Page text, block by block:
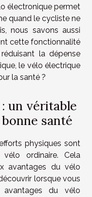
électronique permet
quand le cycliste ne
nous savons aussi
cette fonctionnalité
la dépense
le vélo électrique
la santé ?
un véritable
santé
physiques sont
vélo ordinaire. Cela
avantages du vélo
lorsque vous
du vélo